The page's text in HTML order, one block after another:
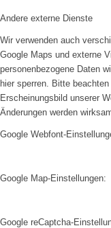
Andere externe Dienste
Wir verwenden auch
Google Maps und externe
personenbezogene Daten
hier sperren. Bitte
Erscheinungsbild unserer
Änderungen werden
Google Webfont-
Google Map-Einstellungen:
Google reCaptcha-